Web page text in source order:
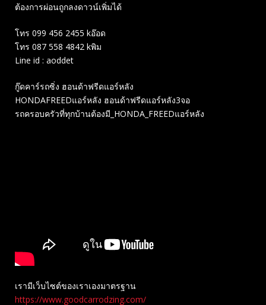
ต้องการผ่อนถูกลงดาวน์เพิ่มได้
โทร 099 456 2455 kอ๊อด
โทร 087 558 4842 kพิม
Line id : aoddet
กู๊ดคาร์รถซิ่ง ฮอนด้าฟรีดแอร์หลัง
HONDAFREEDแอร์หลัง ฮอนด้าฟรีดแอร์หลัง3จอ
รถครอบครัวที่ทุกบ้านต้องมี_HONDA_FREEDแอร์หลัง
เรามีเว็บไซต์ของเราเองมาตรฐาน
https://www.goodcarrodzing.com/